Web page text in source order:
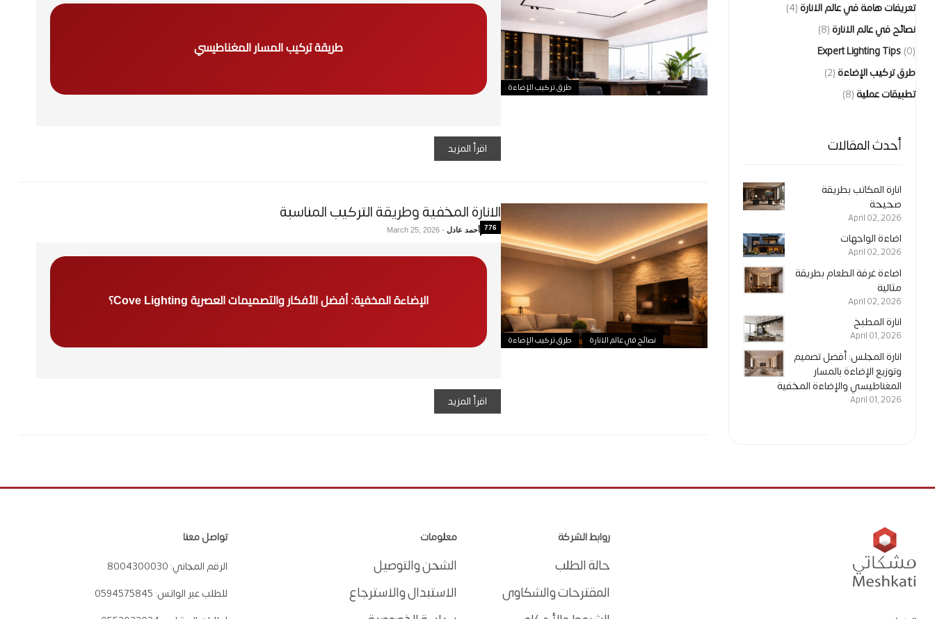
طرق تركيب الإضاءة
طريقة تركيب المسار المغناطيسي
اقرأ المزيد
نصائح في عالم الانارة طرق تركيب الإضاءة
الانارة المخفية وطريقة التركيب المناسبة
أحمد عادل -
March 25, 2026 776
الإضاءة المخفية: أفضل الأفكار والتصميمات العصرية Cove Lighting؟
اقرأ المزيد
تعريفات هامة في عالم الانارة(4)
نصائح في عالم الانارة(8)
Expert Lighting Tips (0)
طرق تركيب الإضاءة(2)
تطبيقات عملية(8)
أحدث المقالات
انارة المكاتب بطريقة
صحيحة
April 02, 2026
اضاءة الواجهات
April 02, 2026
اضاءة غرفة الطعام بطريقة
مثالية
April 02, 2026
انارة المطبخ
April 01, 2026
انارة المجلس: أفضل تصميم
وتوزيع الإضاءة بالمسار
المغناطيسي والإضاءة المخفية
April 01, 2026
روابط الشركة
حالة الطلب
المقترحات والشكاوى
معلومات
الشحن والتوصيل
الاستبدال والاسترجاع
تواصل معنا
الرقم المجاني: 8004300030
للطلب عبر الواتس: 0594575845